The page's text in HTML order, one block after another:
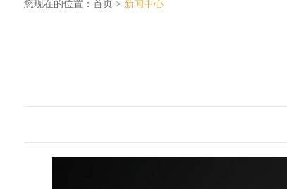
您现在的位置： 首页 > 新闻中心